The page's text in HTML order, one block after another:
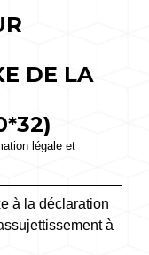
DE LA
légale et
à la déclaration
à